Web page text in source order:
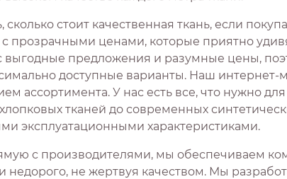
сколько стоит качественная ткань, если
с прозрачными ценами, которые приятно
выгодные предложения и разумные цены,
доступные варианты. Наш интернет-
ассортимента. У нас есть все, что нужно
тканей до современных
эксплуатационными характеристиками.
с производителями, мы обеспечиваем
недорого, не жертвуя качеством. Мы